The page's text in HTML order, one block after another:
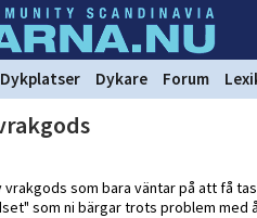
Dykplatser Dykare Forum
vrakgods som bara väntar på att få
som ni bärgar trots problem